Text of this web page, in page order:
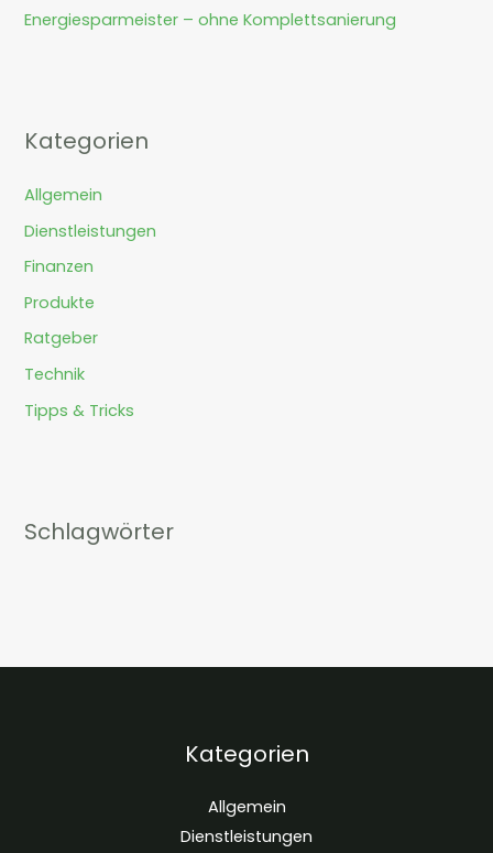
Energiesparmeister – ohne Komplettsanierung
Kategorien
Allgemein
Dienstleistungen
Finanzen
Produkte
Ratgeber
Technik
Tipps & Tricks
Schlagwörter
Kategorien
Allgemein
Dienstleistungen